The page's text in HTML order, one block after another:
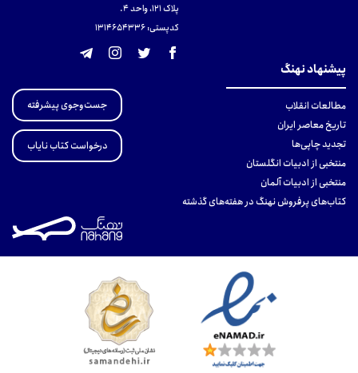
پلاک 121، واحد ۴.
کدپستی: 131465433۶
پیشنهاد نهنگ
مطالعات انقلاب
تاریخ معاصر ایران
تجدید چاپی‌ها
منتخبی از ادبیات انگلستان
منتخبی از ادبیات آلمان
کتاب‌های پرفروش نهنگ در هفته‌های گذشته
جست‌وجوی پیشرفته
درخواست کتاب نایاب